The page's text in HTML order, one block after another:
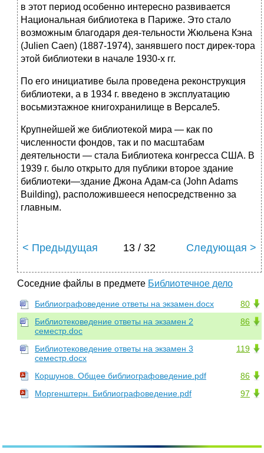
в этот период особенно интересно развивается
Национальная библиотека в Париже. Это стало
возможным благодаря дея-тельности Жюльена Кэна
(Julien Caen) (1887-1974), занявшего пост дирек-тора
этой библиотеки в начале 1930-х гг.
По его инициативе была проведена реконструкция
библиотеки, а в 1934 г. введено в эксплуатацию
восьмиэтажное книгохранилище в Версале5.
Крупнейшей же библиотекой мира — как по
численности фондов, так и по масштабам
деятельности — стала Библиотека конгресса США. В
1939 г. было открыто для публики второе здание
библиотеки—здание Джона Адам-са (John Adams
Building), расположившееся непосредственно за
главным.
< Предыдущая 13 / 32 Следующая >
Соседние файлы в предмете Библиотечное дело
80
Библиографоведение ответы на экзамен.docx
86
Библиотековедение ответы на экзамен 2
семестр.doc
119
Библиотековедение ответы на экзамен 3
семестр.docx
86
Коршунов. Общее библиографоведение.pdf
97
Моргенштерн. Библиографоведение.pdf